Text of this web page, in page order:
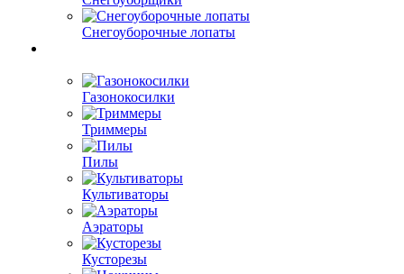
Снегоуборочные лопаты
Газонокосилки
Триммеры
Пилы
Культиваторы
Аэраторы
Кусторезы